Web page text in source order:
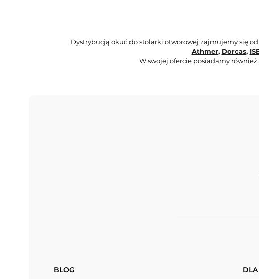
Dystrybucją okuć do stolarki otworowej zajmujemy się
Athmer, Dorcas,
W swojej ofercie posiadamy
BLOG